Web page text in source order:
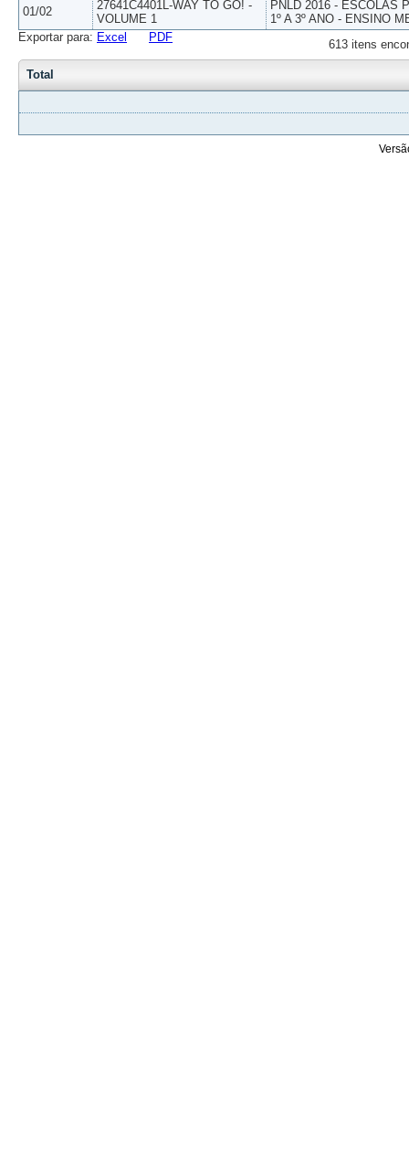
01/02
27641C4401L-WAY TO GO! -
VOLUME 1
PNLD 2016 - ESCOLAS
1º A 3º ANO - ENSINO
613 itens
Exportar para: Excel PDF
Total